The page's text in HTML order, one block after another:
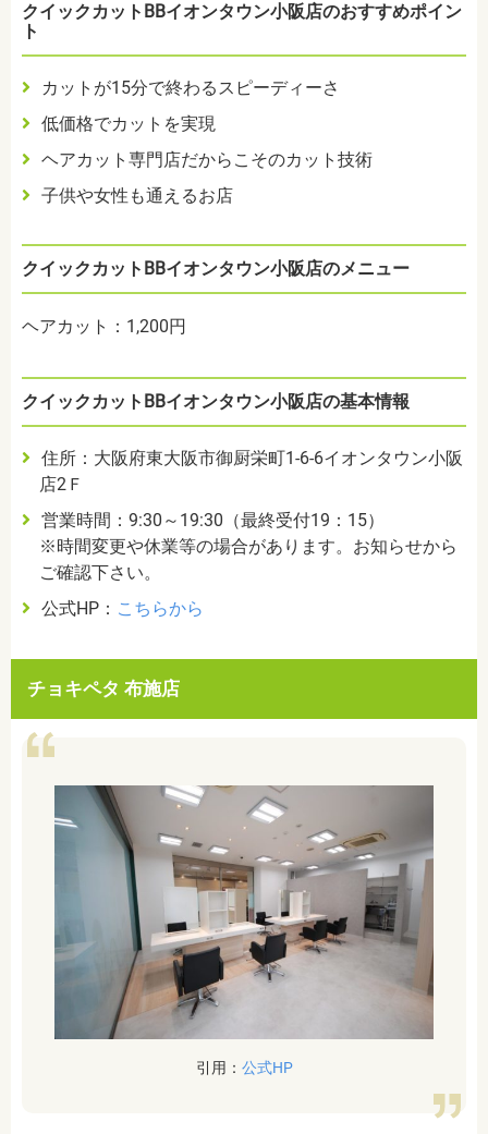
クイックカットBBイオンタウン小阪店のおすすめポイン
ト
カットが15分で終わるスピーディーさ
低価格でカットを実現
ヘアカット専門店だからこそのカット技術
子供や女性も通えるお店
クイックカットBBイオンタウン小阪店のメニュー
ヘアカット：1,200円
クイックカットBBイオンタウン小阪店の基本情報
住所：大阪府東大阪市御厨栄町1-6-6イオンタウン小阪
店2Ｆ
営業時間：9:30～19:30（最終受付19：15）
※時間変更や休業等の場合があります。お知らせから
ご確認下さい。
公式HP： こちらから
チョキペタ 布施店
引用： 公式HP